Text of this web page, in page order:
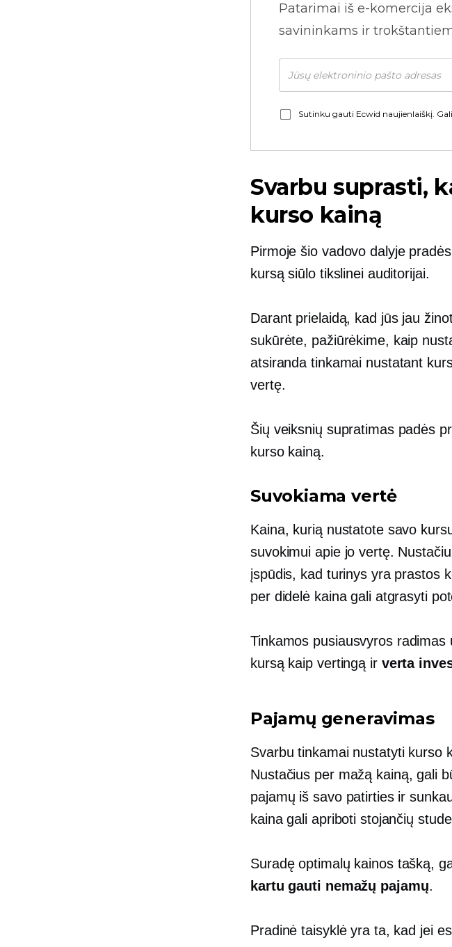
Patarimai iš e-komercija
savininkams ir
Sutinku gauti Ecwid naujienlaiškį.
Svarbu suprasti,
kurso kainą
Pirmoje šio vadovo dalyje
kursą siūlo tikslinei auditorijai.
Darant prielaidą, kad jūs jau
sukūrėte, pažiūrėkime, kaip
atsiranda tinkamai nustatant
vertę.
Šių veiksnių supratimas padės
kurso kainą.
Suvokiama vertė
Kaina, kurią nustatote savo
suvokimui apie jo vertę.
įspūdis, kad turinys yra prastos
per didelė kaina gali atgrasyti
Tinkamos pusiausvyros
kursą kaip vertingą ir verta
Pajamų generavimas
Svarbu tinkamai nustatyti kurso
Nustačius per mažą kainą, gali
pajamų iš savo patirties ir
kaina gali apriboti stojančių
Suradę optimalų kainos tašką,
kartu gauti nemažų pajamų.
Pradinė taisyklė yra ta, kad jei